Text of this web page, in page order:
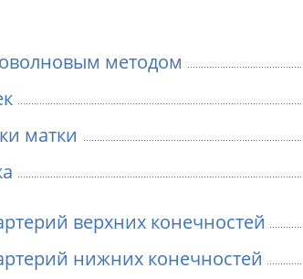
методом
матки
верхних конечностей
нижних конечностей